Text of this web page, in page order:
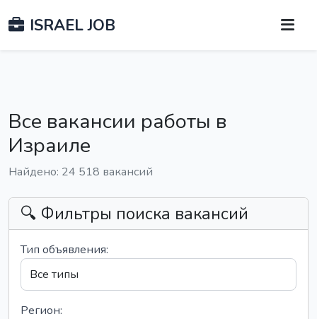
ISRAEL JOB
Все вакансии работы в
Израиле
Найдено: 24 518 вакансий
🔍 Фильтры поиска вакансий
Тип объявления:
Регион: